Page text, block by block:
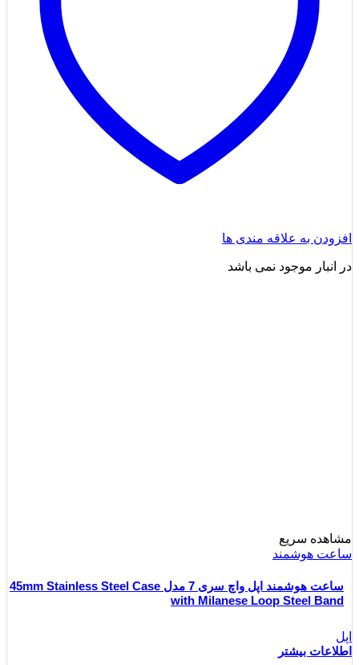
افزودن به علاقه مندی ها
در انبار موجود نمی باشد
مشاهده سریع
ساعت هوشمند
ساعت هوشمند اپل واچ سری 7 مدل 45mm Stainless Steel Case
with Milanese Loop Steel Band
اپل
اطلاعات بیشتر